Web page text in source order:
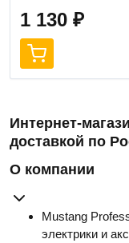
1 130 ₽
Интернет-
доставкой по
О компании
Mustang
электрики и